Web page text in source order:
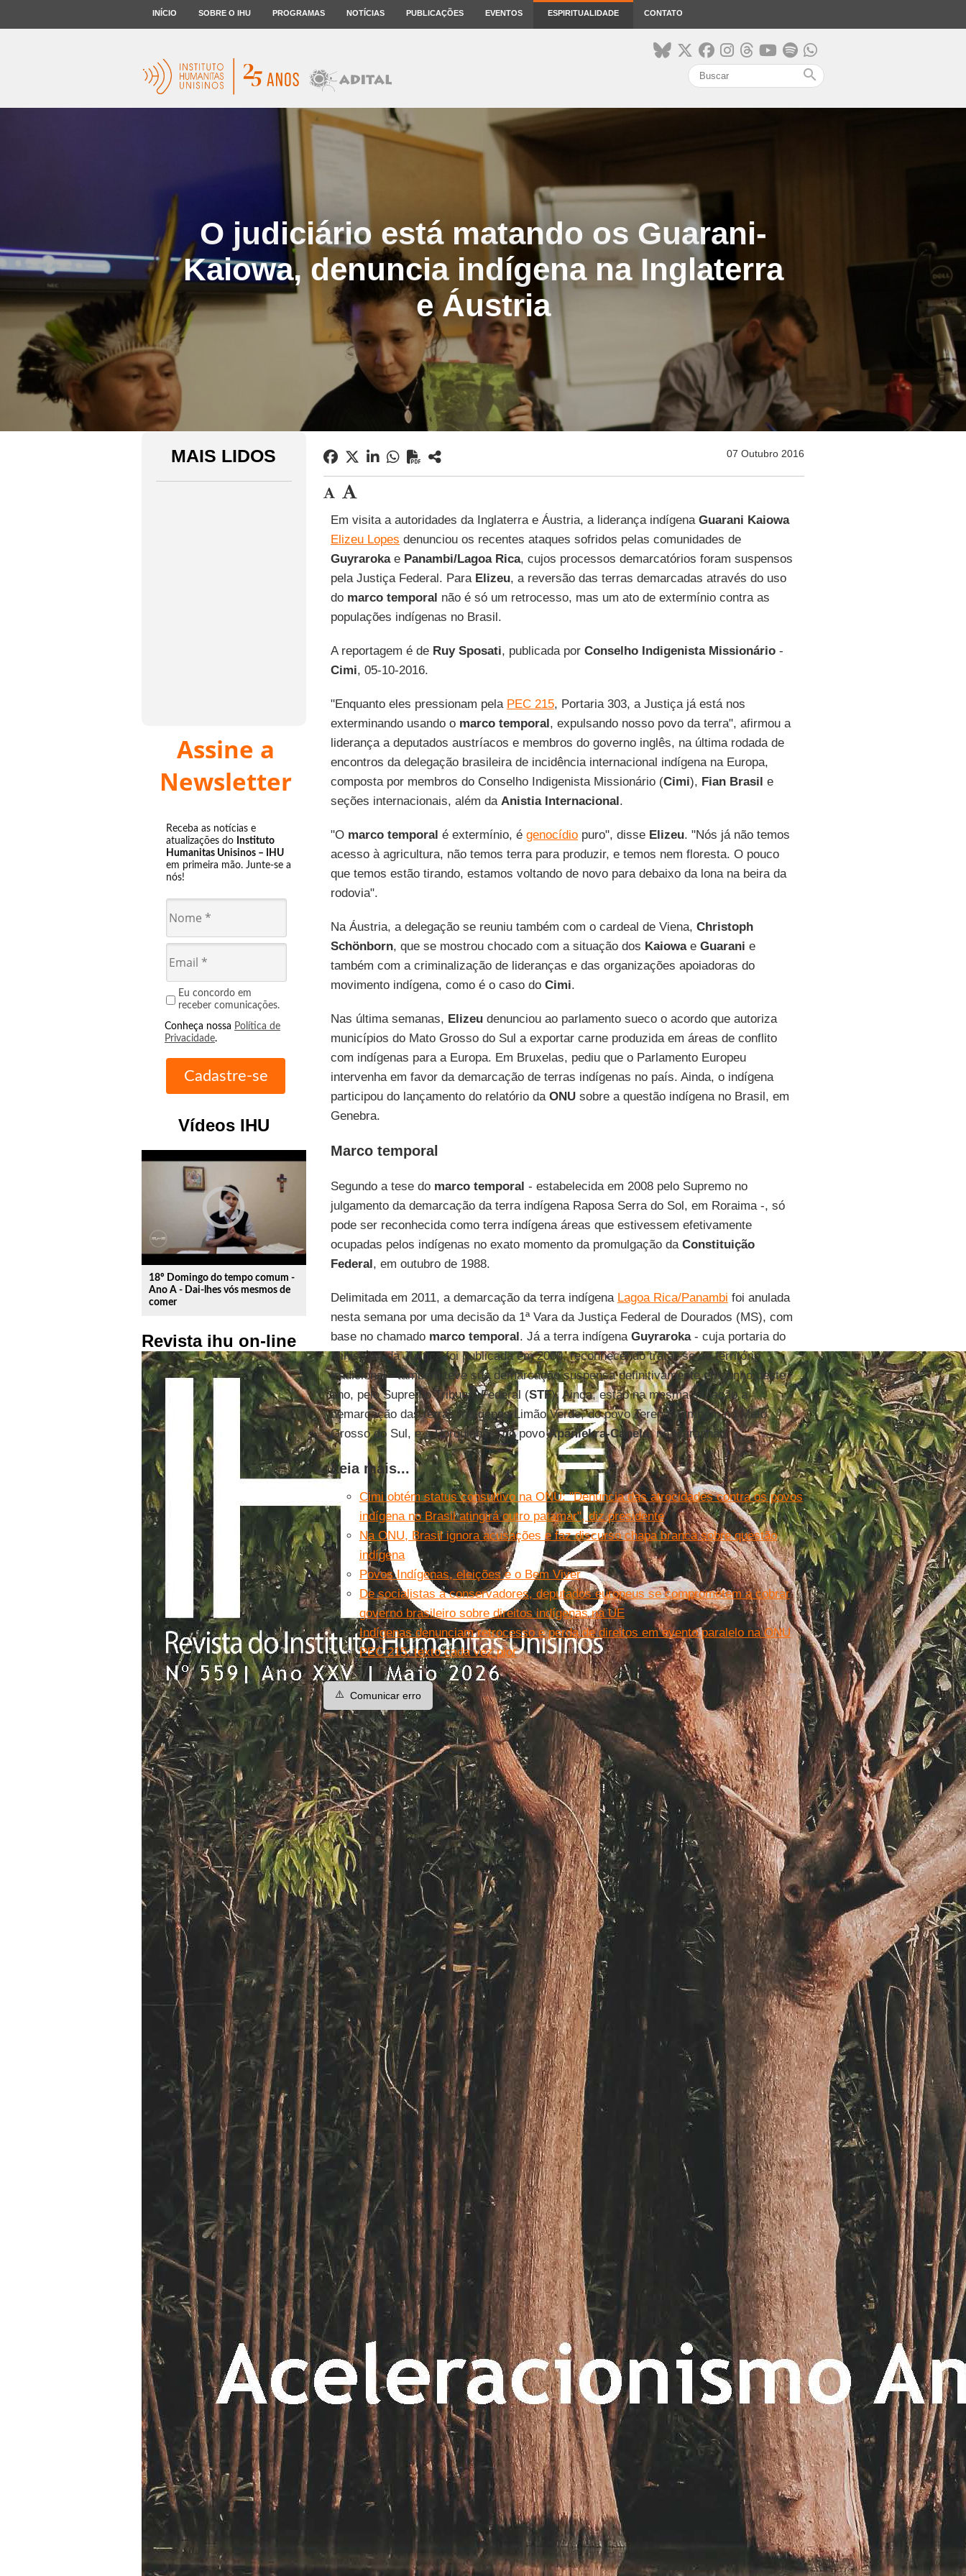
INÍCIO SOBRE O IHU PROGRAMAS NOTÍCIAS PUBLICAÇÕES EVENTOS ESPIRITUALIDADE CONTATO
search
O judiciário está matando os Guarani-
Kaiowa, denuncia indígena na Inglaterra
e Áustria
MAIS LIDOS
Assine a
Newsletter
Receba as notícias e
atualizações do Instituto
Humanitas Unisinos – IHU
em primeira mão. Junte-se a
nós!
Eu concordo em
receber comunicações.
Conheça nossa Política de
Privacidade.
Vídeos IHU
play_circle_outline
18º Domingo do tempo comum -
Ano A - Dai-lhes vós mesmos de
comer
Revista ihu on-line
07 Outubro 2016
Em visita a autoridades da Inglaterra e Áustria, a liderança indígena Guarani Kaiowa
Elizeu Lopes denunciou os recentes ataques sofridos pelas comunidades de
Guyrarokae Panambi/Lagoa Rica, cujos processos demarcatórios foram suspensos
pela Justiça Federal. Para Elizeu, a reversão das terras demarcadas através do uso
do marco temporal não é só um retrocesso, mas um ato de extermínio contra as
populações indígenas no Brasil.
A reportagem é de Ruy Sposati, publicada por Conselho Indigenista Missionário-
Cimi, 05-10-2016.
"Enquanto eles pressionam pela PEC 215, Portaria 303, a Justiça já está nos
exterminando usando o marco temporal, expulsando nosso povo da terra", afirmou a
liderança a deputados austríacos e membros do governo inglês, na última rodada de
encontros da delegação brasileira de incidência internacional indígena na Europa,
composta por membros do Conselho Indigenista Missionário (Cimi), Fian Brasil e
seções internacionais, além da Anistia Internacional.
"O marco temporal é extermínio, é genocídiopuro", disse Elizeu. "Nós já não temos
acesso à agricultura, não temos terra para produzir, e temos nem floresta. O pouco
que temos estão tirando, estamos voltando de novo para debaixo da lona na beira da
rodovia".
Na Áustria, a delegação se reuniu também com o cardeal de Viena, Christoph
Schönborn, que se mostrou chocado com a situação dos Kaiowae Guarani e
também com a criminalização de lideranças e das organizações apoiadoras do
movimento indígena, como é o caso doCimi.
Nas última semanas, Elizeudenunciou ao parlamento sueco o acordo que autoriza
municípios do Mato Grosso do Sul a exportar carne produzida em áreas de conflito
com indígenas para a Europa. Em Bruxelas, pediu que o Parlamento Europeu
intervenha em favor da demarcação de terras indígenas no país. Ainda, o indígena
participou do lançamento do relatório da ONUsobre a questão indígena no Brasil, em
Genebra.
Marco temporal
Segundo a tese do marco temporal - estabelecida em 2008 pelo Supremo no
julgamento da demarcação da terra indígena Raposa Serra do Sol, em Roraima -, só
pode ser reconhecida como terra indígena áreas que estivessem efetivamente
ocupadas pelos indígenas no exato momento da promulgação da Constituição
Federal, em outubro de 1988.
Delimitada em 2011, a demarcação da terra indígena Lagoa Rica/Panambi foi anulada
nesta semana por uma decisão da 1ª Vara da Justiça Federal de Dourados (MS), com
base no chamado marco temporal. Já a terra indígena Guyraroka- cuja portaria do
Ministério da Justiça foi publicada em 2009, reconhecendo tratar-se de território
tradicional - também teve sua demarcação suspensa definitivamente em junho deste
ano, pelo Supremo Tribunal Federal (STF). Ainda, estão na mesma situação a
demarcação das terras indígenas Limão Verde, do povo Terena, também no Mato
Grosso do Sul, e a Porquinhos, do povoApãniekra-Canela, no Maranhão.
Leia mais...
Cimi obtém status consultivo na ONU: "Denúncia das atrocidades contra os povos
indígena no Brasil atingirá outro patamar", diz presidente
Na ONU, Brasil ignora acusações e faz discurso chapa branca sobre questão
indígena
Povos Indígenas, eleições e o Bem Viver
De socialistas a conservadores, deputados europeus se comprometem a cobrar
governo brasileiro sobre direitos indígenas na UE
Indígenas denunciam retrocesso e perda de direitos em evento paralelo na ONU
PEC 215: texto cada vez pior
⚠️ Comunicar erro